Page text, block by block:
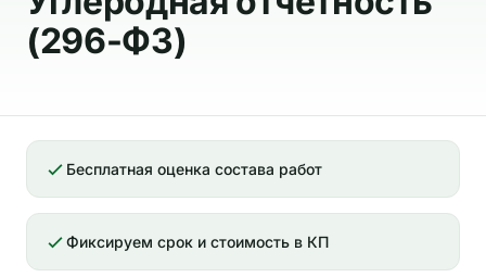
(296-ФЗ)
Бесплатная оценка состава работ
Фиксируем срок и стоимость в КП